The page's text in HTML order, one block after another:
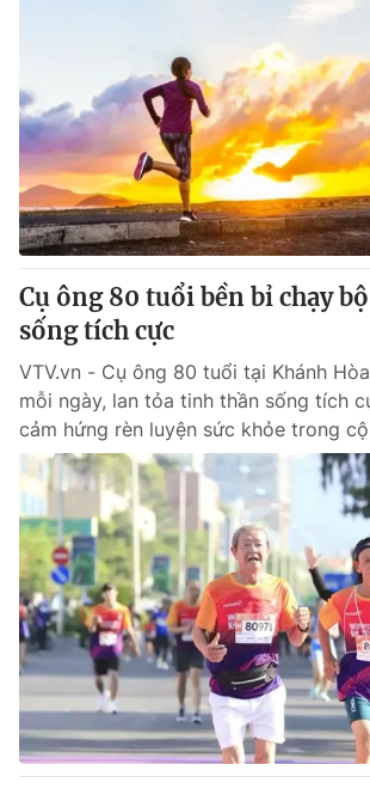
Chất lượng cuộc sống
Học trực tuyến
Hitech Công nghệ tương lai
Sản phẩm
Thị trường
Tư vấn
Giao lưu trực tuyến
Lịch phát sóng
Chuyên mục khác
Emagazine
Photo
Video Shorts
VTV Money VTV Thể
VTV Sức khoẻ Bất động
Thị trường 24h Tấm lòng
VTV4 Vươn
Cụ ông 80 tuổi bền bỉ chạy
sống tích cực
VTV.vn - Cụ ông 80 tuổi tại Khánh
mỗi ngày, lan tỏa tinh thần sống tích
cảm hứng rèn luyện sức khỏe trong